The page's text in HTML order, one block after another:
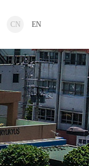
CN EN